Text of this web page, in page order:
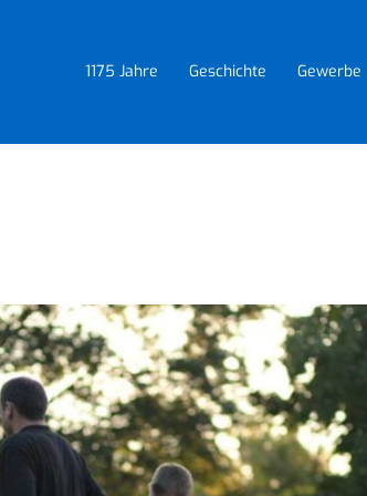
1175 Jahre Geschichte Gewerbe